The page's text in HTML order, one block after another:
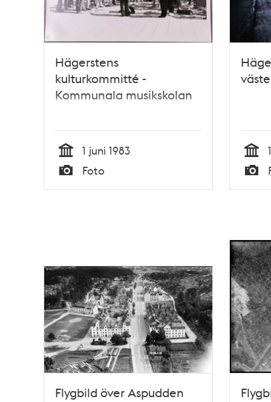
Hägerstens
kulturkommitté -
Kommunala musikskolan
Tid
1 juni 1983
Typ
Foto Tid
Typ
Flygbild över Aspudden